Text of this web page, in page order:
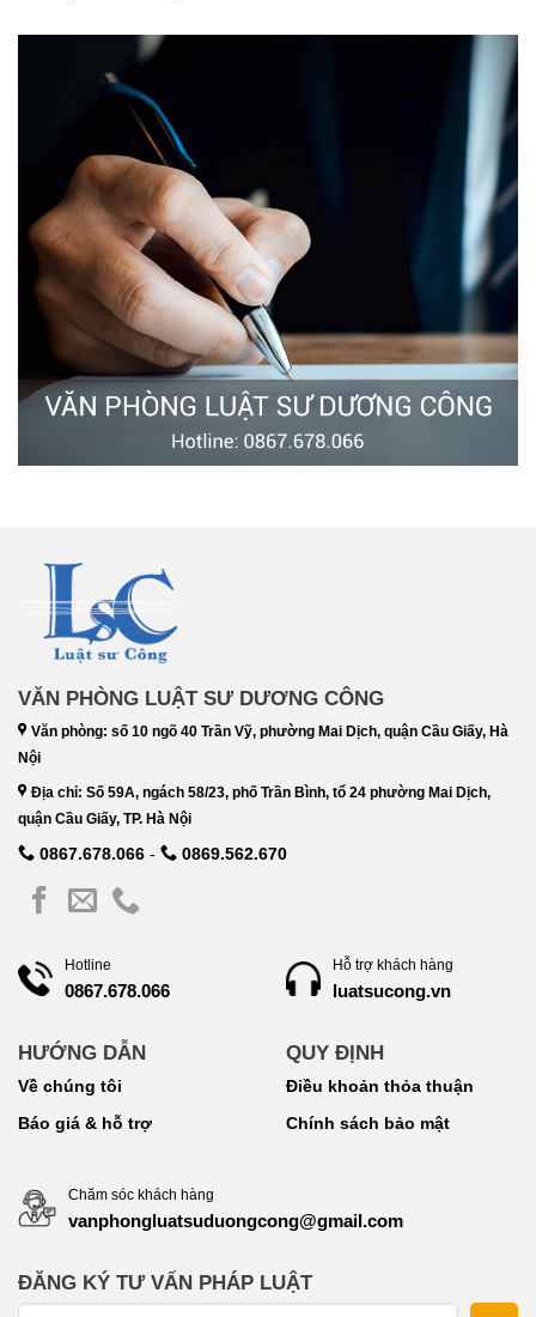
VĂN PHÒNG LUẬT SƯ DƯƠNG CÔNG
Văn phòng: số 10 ngõ 40 Trần Vỹ, phường Mai Dịch, quận Cầu Giấy, Hà
Nội
Địa chỉ: Số 59A, ngách 58/23, phố Trần Bình, tổ 24 phường Mai Dịch,
quận Cầu Giấy, TP. Hà Nội
0867.678.066 - 0869.562.670
Hotline
0867.678.066
HƯỚNG DẪN
Về chúng tôi
Báo giá & hỗ trợ
Hỗ trợ khách hàng
luatsucong.vn
QUY ĐỊNH
Điều khoản thỏa thuận
Chính sách bảo mật
Chăm sóc khách hàng
vanphongluatsuduongcong@gmail.com
ĐĂNG KÝ TƯ VẤN PHÁP LUẬT